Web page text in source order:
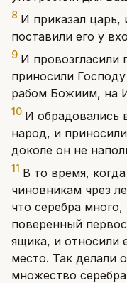
8 И приказал царь,
поставили его у
9 И провозгласили
приносили
рабом Божиим, на
10 И обрадовались
народ, и
доколе он не
11 В то время,
чиновникам чрез
что серебра
поверенный
ящика, и относили
место. Так делали
множество